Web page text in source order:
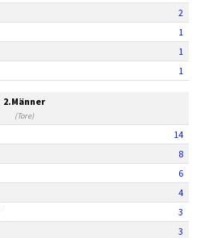
2
1
1
1
2.Männer
(Tore)
14
8
6
4
3
3